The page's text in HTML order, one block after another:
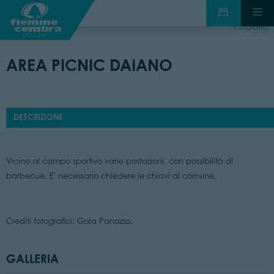
indietro
AREA PICNIC DAIANO
DESCRIZIONE
Vicino al campo sportivo varie postazioni, con possibilità di
barbecue. E' necessario chiedere le chiavi al comune.
Crediti fotografici: Gaia Panozzo.
GALLERIA